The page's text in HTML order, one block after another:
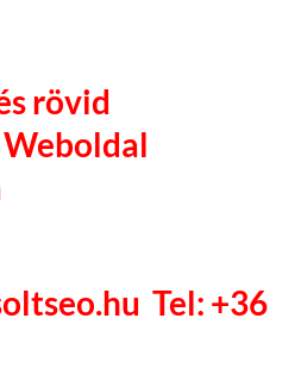
rövid
Tel: +36